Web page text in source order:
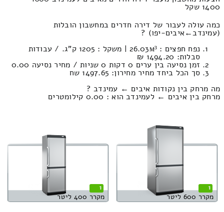
1400 שקל
כמה עולה לעבור של דירה חדרים במחשבון הובלות
(עמינדב‎←‏איבים-יפו) ?
נפח חפצים : 26.03м³ | משקל : 1205 ק”ג. / עבודות
סבלות: 1494.20 ₪
זמן נסיעה בין ערים 0 דקות 0 שניות / מחיר נסיעה 0.00
סך הכל ביחד מחיר מחירון: 1497.65 שח
מה מרחק בין נקודות איבים ← עמינדב ?
מרחק בין איבים ← לעמינדב הוא : 0.00 קילומטרים
1
מקרר 600 ליטר
1
מקרר 400 ליטר